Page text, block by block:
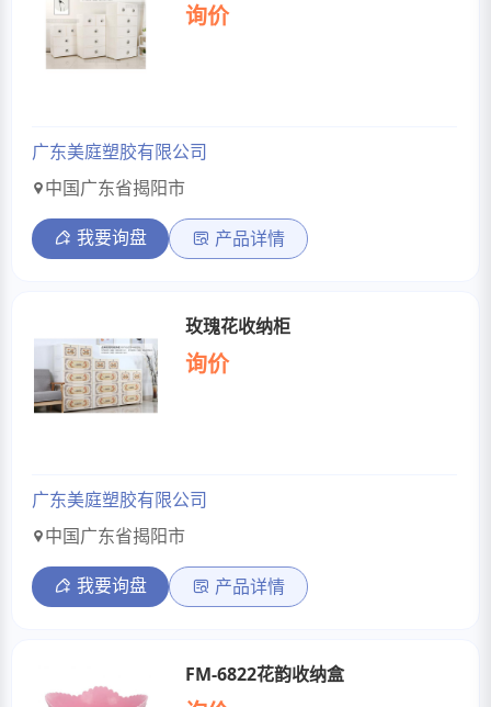
询价
广东美庭塑胶有限公司
中国广东省揭阳市
我要询盘 产品详情
玫瑰花收纳柜
询价
广东美庭塑胶有限公司
中国广东省揭阳市
我要询盘 产品详情
FM-6822花韵收纳盒